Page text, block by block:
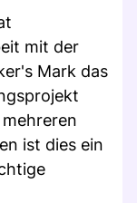
mit der
Mark das
ist dies ein